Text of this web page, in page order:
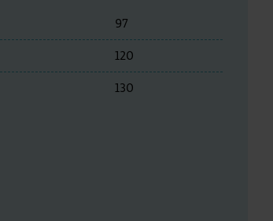
97
120
130